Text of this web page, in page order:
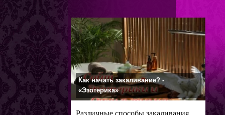
Как начать закаливание? -
«Эзотерика»
Различные способы закаливания